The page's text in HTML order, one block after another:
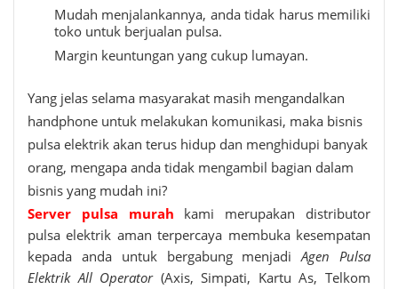
Mudah menjalankannya, anda tidak harus memiliki
toko untuk berjualan pulsa.
Margin keuntungan yang cukup lumayan.
Yang jelas selama masyarakat masih mengandalkan
handphone untuk melakukan komunikasi, maka bisnis
pulsa elektrik akan terus hidup dan menghidupi banyak
orang, mengapa anda tidak mengambil bagian dalam
bisnis yang mudah ini?
Server pulsa murah kami merupakan distributor
pulsa elektrik aman terpercaya membuka kesempatan
kepada anda untuk bergabung menjadiAgen Pulsa
Elektrik All Operator(Axis, Simpati, Kartu As, Telkom